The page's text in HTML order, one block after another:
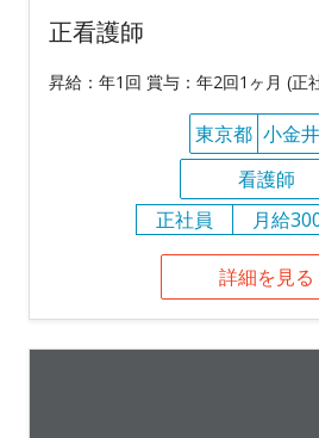
正看護師
昇給：年1回 賞与：年2回1ヶ月 (正
東京都 小金
看護師
正社員
月給
詳細を見る